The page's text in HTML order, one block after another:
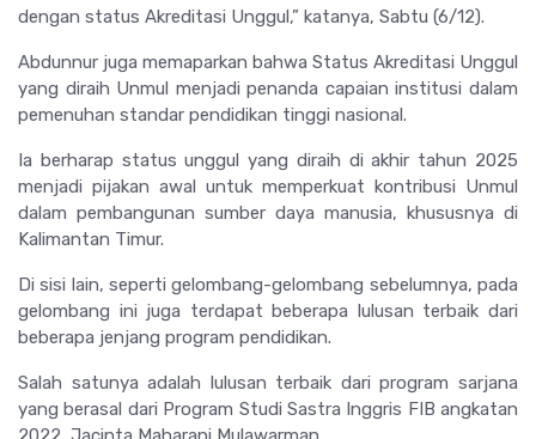
dengan status Akreditasi Unggul,” katanya, Sabtu (6/12).
Abdunnur juga memaparkan bahwa Status Akreditasi Unggul
yang diraih Unmul menjadi penanda capaian institusi dalam
pemenuhan standar pendidikan tinggi nasional.
Ia berharap status unggul yang diraih di akhir tahun 2025
menjadi pijakan awal untuk memperkuat kontribusi Unmul
dalam pembangunan sumber daya manusia, khususnya di
Kalimantan Timur.
Di sisi lain, seperti gelombang-gelombang sebelumnya, pada
gelombang ini juga terdapat beberapa lulusan terbaik dari
beberapa jenjang program pendidikan.
Salah satunya adalah lulusan terbaik dari program sarjana
yang berasal dari Program Studi Sastra Inggris FIB angkatan